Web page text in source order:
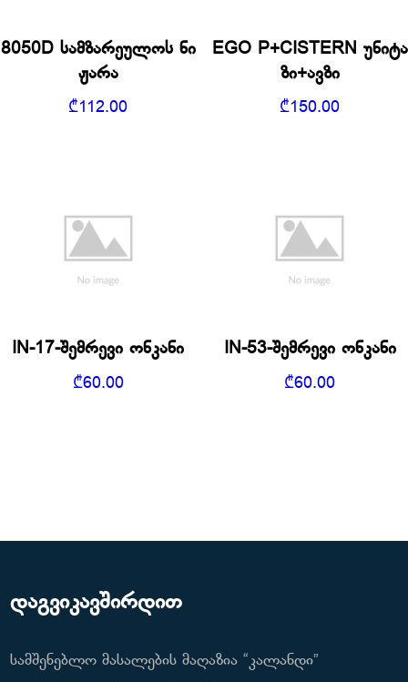
8050D სამზარეულოს ნი
ჟარა
₾112.00
EGO P+CISTERN უნიტა
ზი+ავზი
₾150.00
IN-17-შემრევი ონკანი
₾60.00
IN-53-შემრევი ონკანი
₾60.00
დაგვიკავშირდით
სამშენებლო მასალების მაღაზია “კალანდი”